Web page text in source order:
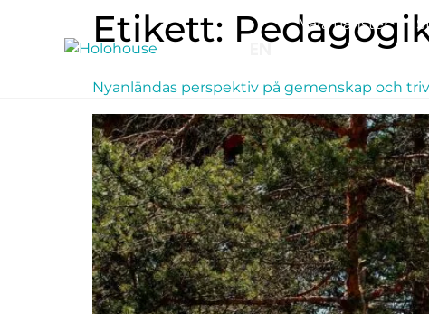
EN
Våra tjänster
Etikett:
Nyanländas perspektiv på gemenskap och